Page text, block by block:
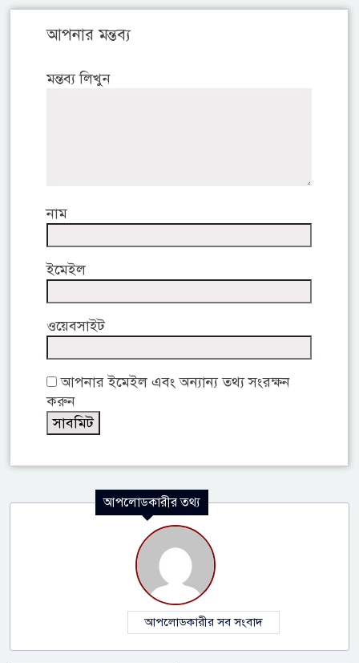
আপনার মন্তব্য
মন্তব্য লিখুন
নাম
ইমেইল
ওয়েবসাইট
আপনার ইমেইল এবং অন্যান্য তথ্য সংরক্ষন
করুন
আপলোডকারীর তথ্য
আপলোডকারীর সব সংবাদ